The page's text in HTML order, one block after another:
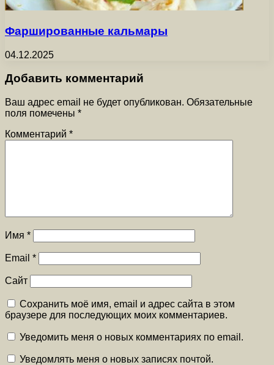
Фаршированные кальмары
04.12.2025
Добавить комментарий
Ваш адрес email не будет опубликован. Обязательные
поля помечены *
Комментарий *
Имя *
Email *
Сайт
Сохранить моё имя, email и адрес сайта в этом
браузере для последующих моих комментариев.
Уведомить меня о новых комментариях по email.
Уведомлять меня о новых записях почтой.